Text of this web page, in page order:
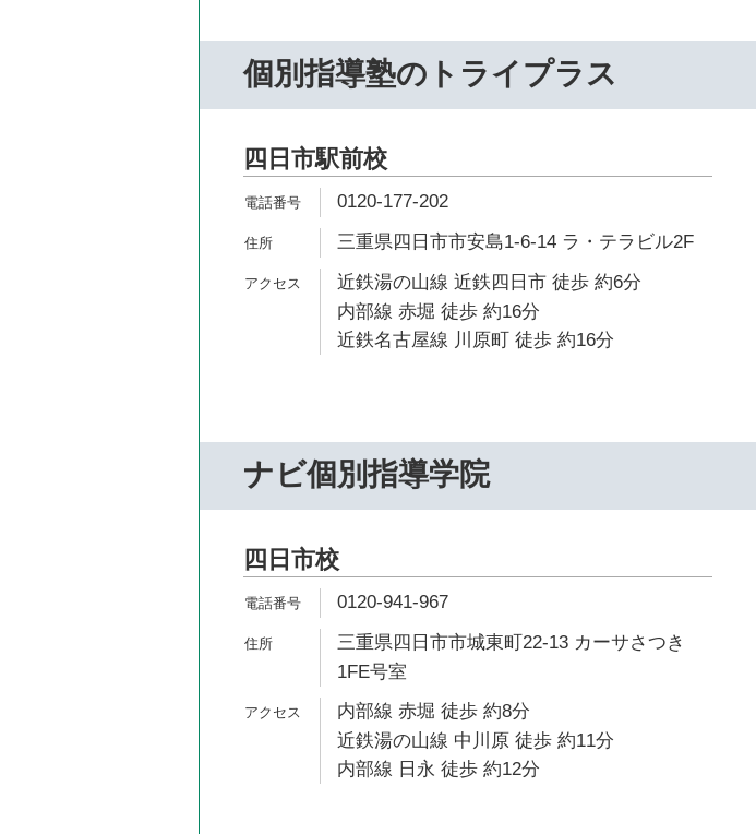
個別指導塾のトライプラス
四日市駅前校
0120-177-202
三重県四日市市安島1-6-14 ラ・テラビル2F
近鉄湯の山線 近鉄四日市 徒歩 約6分
内部線 赤堀 徒歩 約16分
近鉄名古屋線 川原町 徒歩 約16分
ナビ個別指導学院
四日市校
0120-941-967
三重県四日市市城東町22-13 カーサさつき
1FE号室
内部線 赤堀 徒歩 約8分
近鉄湯の山線 中川原 徒歩 約11分
内部線 日永 徒歩 約12分